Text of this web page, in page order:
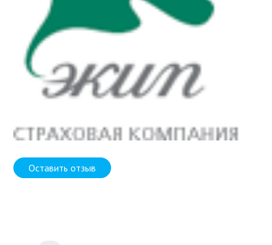
Оставить отзыв